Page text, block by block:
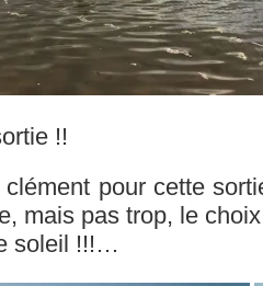
!!
pour cette
mais pas trop, le
soleil !!!…